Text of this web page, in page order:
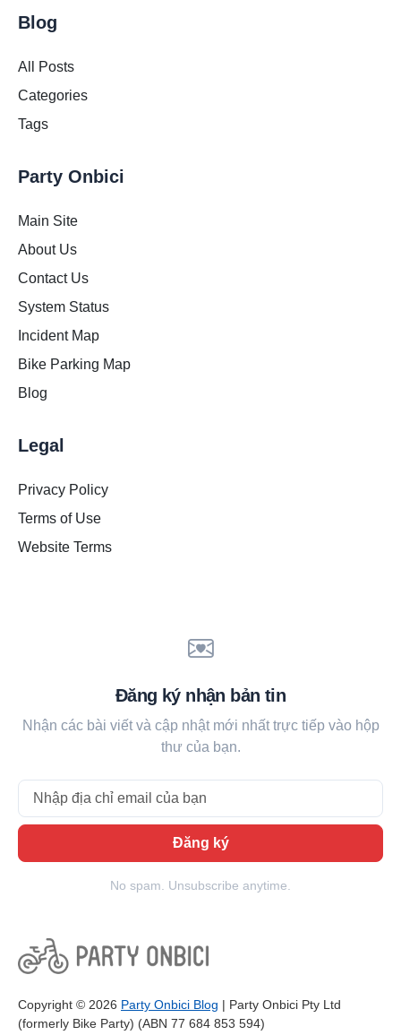
Blog
All Posts
Categories
Tags
Party Onbici
Main Site
About Us
Contact Us
System Status
Incident Map
Bike Parking Map
Blog
Legal
Privacy Policy
Terms of Use
Website Terms
Đăng ký nhận bản tin
Nhận các bài viết và cập nhật mới nhất trực tiếp vào hộp
thư của bạn.
Đăng ký
No spam. Unsubscribe anytime.
Copyright © 2026 Party Onbici Blog | Party Onbici Pty Ltd
(formerly Bike Party) (ABN 77 684 853 594)